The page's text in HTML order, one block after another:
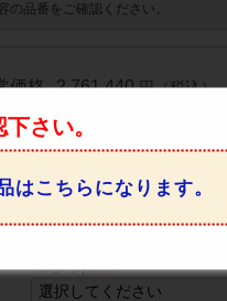
の品番をご確認ください。
価格 2,761,440円（税込）
価格 426,220
◆パネルをお選びください
ーによる)必須
さい。
はこちらになります。